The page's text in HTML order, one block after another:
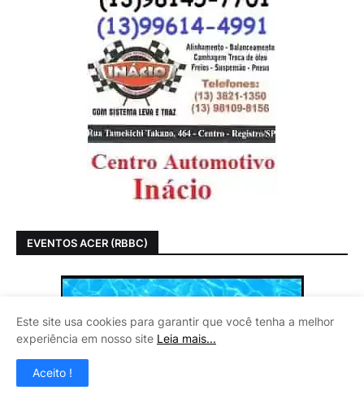
EVENTOS ACER (RBBC)
Este site usa cookies para garantir que você tenha a melhor
experiência em nosso site Leia mais...
Aceito !